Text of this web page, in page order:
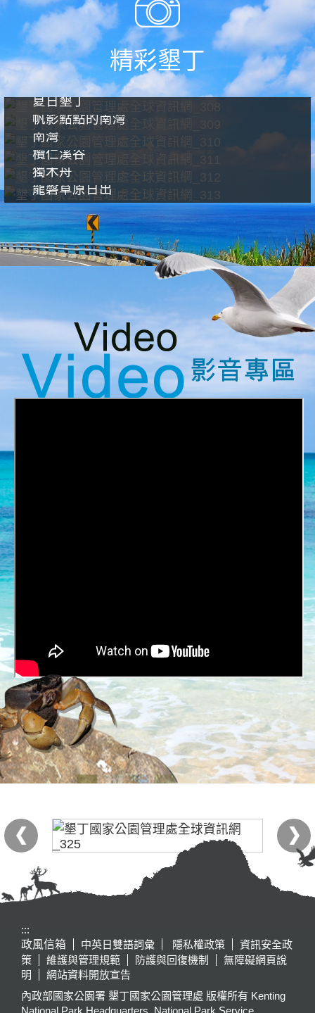
精彩墾丁
夏日墾丁
帆影點點的南灣
南灣
欖仁溪谷
獨木舟
龍磐草原日出
:::
政風信箱
中英日雙語詞彙 隱私權政策
資訊安全政
策
維護與管理規範 防護與回復機制
無障礙網頁說
明
網站資料開放宣告
內政部國家公園署 墾丁國家公園管理處 版權所有 Kenting
National Park Headquarters, National Park Service,